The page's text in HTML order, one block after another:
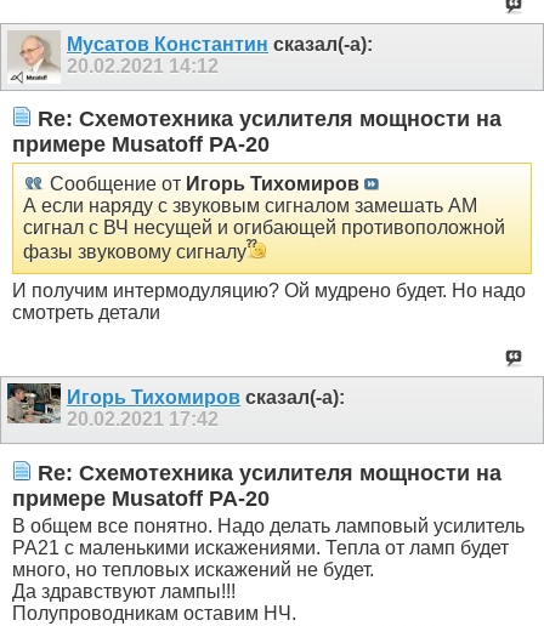
Мусатов Константин сказал(-а):
20.02.2021 14:12
Re: Схемотехника усилителя мощности на
примере Musatoff PA-20
Сообщение от Игорь Тихомиров
А если наряду с звуковым сигналом замешать АМ
сигнал с ВЧ несущей и огибающей противоположной
фазы звуковому сигналу
И получим интермодуляцию? Ой мудрено будет. Но надо
смотреть детали
Игорь Тихомиров сказал(-а):
20.02.2021 17:42
Re: Схемотехника усилителя мощности на
примере Musatoff PA-20
В общем все понятно. Надо делать ламповый усилитель
РА21 с маленькими искажениями. Тепла от ламп будет
много, но тепловых искажений не будет.
Да здравствуют лампы!!!
Полупроводникам оставим НЧ.